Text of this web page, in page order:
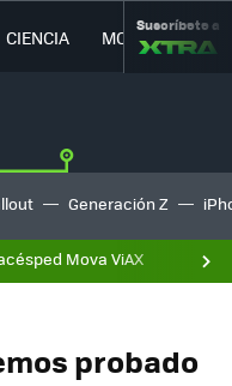
CIENCIA MOVILIDAD
Suscríbete a
Generación Z
Mova ViAX
probado